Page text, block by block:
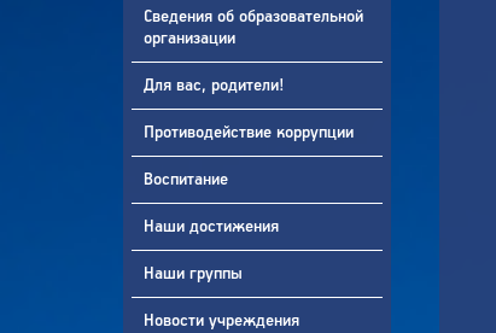
Сведения об образовательной
организации
Для вас, родители!
Противодействие коррупции
Воспитание
Наши достижения
Наши группы
Новости учреждения